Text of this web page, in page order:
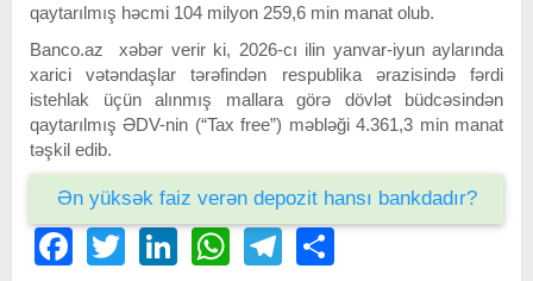
qaytarılmış həcmi 104 milyon 259,6 min manat olub.
Banco.az xəbər verir ki, 2026-cı ilin yanvar-iyun aylarında
xarici vətəndaşlar tərəfindən respublika ərazisində fərdi
istehlak üçün alınmış mallara görə dövlət büdcəsindən
qaytarılmış ƏDV-nin (“Tax free”) məbləği 4.361,3 min manat
təşkil edib.
Ən yüksək faiz verən depozit hansı bankdadır?
FacebookTwitter LinkedIn WhatsAppTelegram